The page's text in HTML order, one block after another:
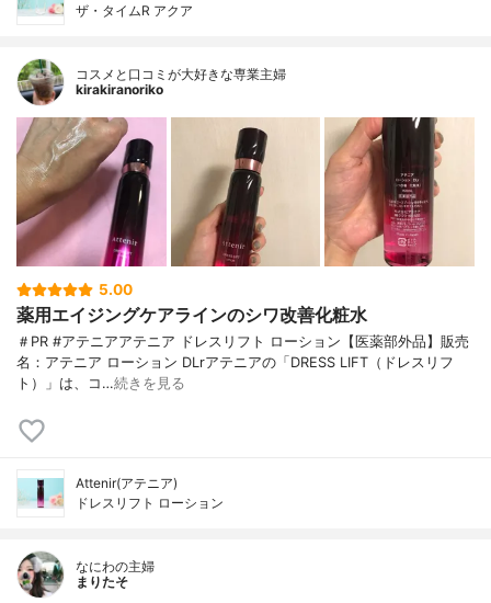
ザ・タイムR アクア
コスメと口コミが大好きな専業主婦
kirakiranoriko
5.00
薬用エイジングケアラインのシワ改善化粧水
＃PR #アテニアアテニア ドレスリフト ローション【医薬部外品】販売
名：アテニア ローション DLrアテニアの「DRESS LIFT（ドレスリフ
ト）」は、コ…続きを見る
Attenir(アテニア)
ドレスリフト ローション
なにわの主婦
まりたそ